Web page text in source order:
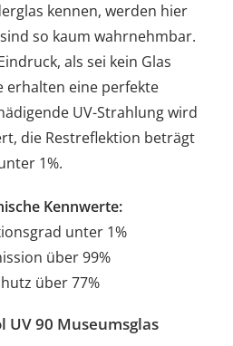
kennen, werden hier
so kaum wahrnehmbar.
als sei kein Glas
erhalten eine perfekte
UV-Strahlung wird
die Restreflektion beträgt
1%.
Kennwerte:
unter 1%
über 99%
über 77%
UV 90 Museumsglas